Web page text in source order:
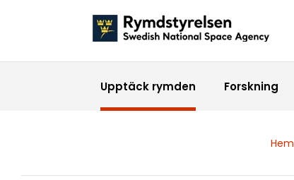
Upptäck rymden Forskning
Hem